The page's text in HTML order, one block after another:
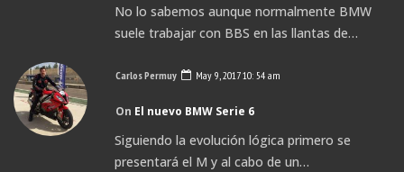
No lo sabemos aunque normalmente BMW
suele trabajar con BBS en las llantas de…
Carlos Permuy May 9, 2017 10: 54 am
On El nuevo BMW Serie 6
Siguiendo la evolución lógica primero se
presentará el M y al cabo de un…